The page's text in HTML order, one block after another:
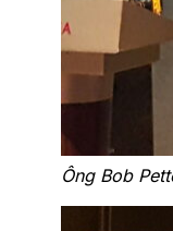
Ông Bob